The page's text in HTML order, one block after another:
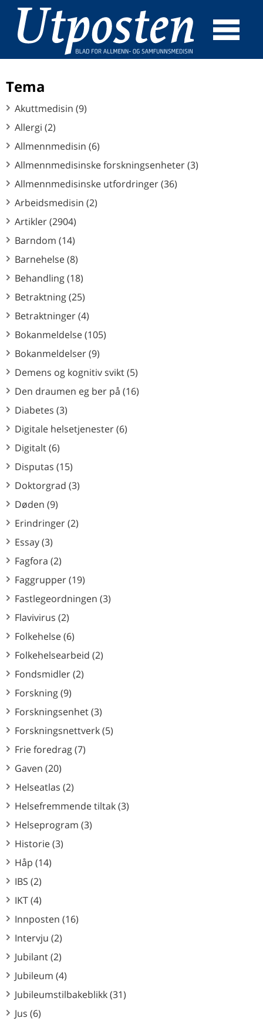
☰
Tema
Akuttmedisin (9)
Allergi (2)
Allmennmedisin (6)
Allmennmedisinske forskningsenheter (3)
Allmennmedisinske utfordringer (36)
Arbeidsmedisin (2)
Artikler (2904)
Barndom (14)
Barnehelse (8)
Behandling (18)
Betraktning (25)
Betraktninger (4)
Bokanmeldelse (105)
Bokanmeldelser (9)
Demens og kognitiv svikt (5)
Den draumen eg ber på (16)
Diabetes (3)
Digitale helsetjenester (6)
Digitalt (6)
Disputas (15)
Doktorgrad (3)
Døden (9)
Erindringer (2)
Essay (3)
Fagfora (2)
Faggrupper (19)
Fastlegeordningen (3)
Flavivirus (2)
Folkehelse (6)
Folkehelsearbeid (2)
Fondsmidler (2)
Forskning (9)
Forskningsenhet (3)
Forskningsnettverk (5)
Frie foredrag (7)
Gaven (20)
Helseatlas (2)
Helsefremmende tiltak (3)
Helseprogram (3)
Historie (3)
Håp (14)
IBS (2)
IKT (4)
Innposten (16)
Intervju (2)
Jubilant (2)
Jubileum (4)
Jubileumstilbakeblikk (31)
Jus (6)